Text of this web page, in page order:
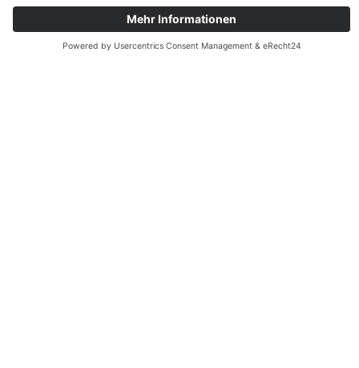
Verstöße, die andere Mitarbeiter begehen?